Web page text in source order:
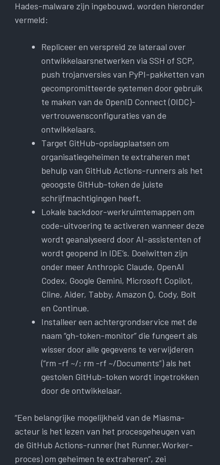
Hades-malware zijn ingebouwd, worden hieronder
vermeld:
Repliceer en verspreid ze lateraal over
ontwikkelaarsnetwerken via SSH of SCP,
push trojanversies van PyPI-pakketten van
gecompromitteerde systemen door gebruik
te maken van de OpenID Connect (OIDC)-
vertrouwensconfiguraties van de
ontwikkelaars.
Target GitHub-opslagplaatsen om
organisatiegeheimen te extraheren met
behulp van GitHub Actions-runners als het
geoogste GitHub-token de juiste
schrijfmachtigingen heeft.
Lokale backdoor-werkruimtemappen om
code-uitvoering te activeren wanneer deze
wordt geanalyseerd door AI-assistenten of
wordt geopend in IDE’s. Doelwitten zijn
onder meer Anthropic Claude, OpenAI
Codex, Google Gemini, Microsoft Copilot,
Cline, Aider, Tabby, Amazon Q, Cody, Bolt
en Continue.
Installeer een achtergrondservice met de
naam “gh-token-monitor” die fungeert als
wisser door alle gegevens te verwijderen
(“rm -rf ~/; rm -rf ~/Documents”) als het
gestolen GitHub-token wordt ingetrokken
door de ontwikkelaar.
“Een belangrijke mogelijkheid van de Miasma-
acteur is het lezen van het procesgeheugen van
de GitHub Actions-runner (het Runner.Worker-
proces) om geheimen te extraheren”, zei